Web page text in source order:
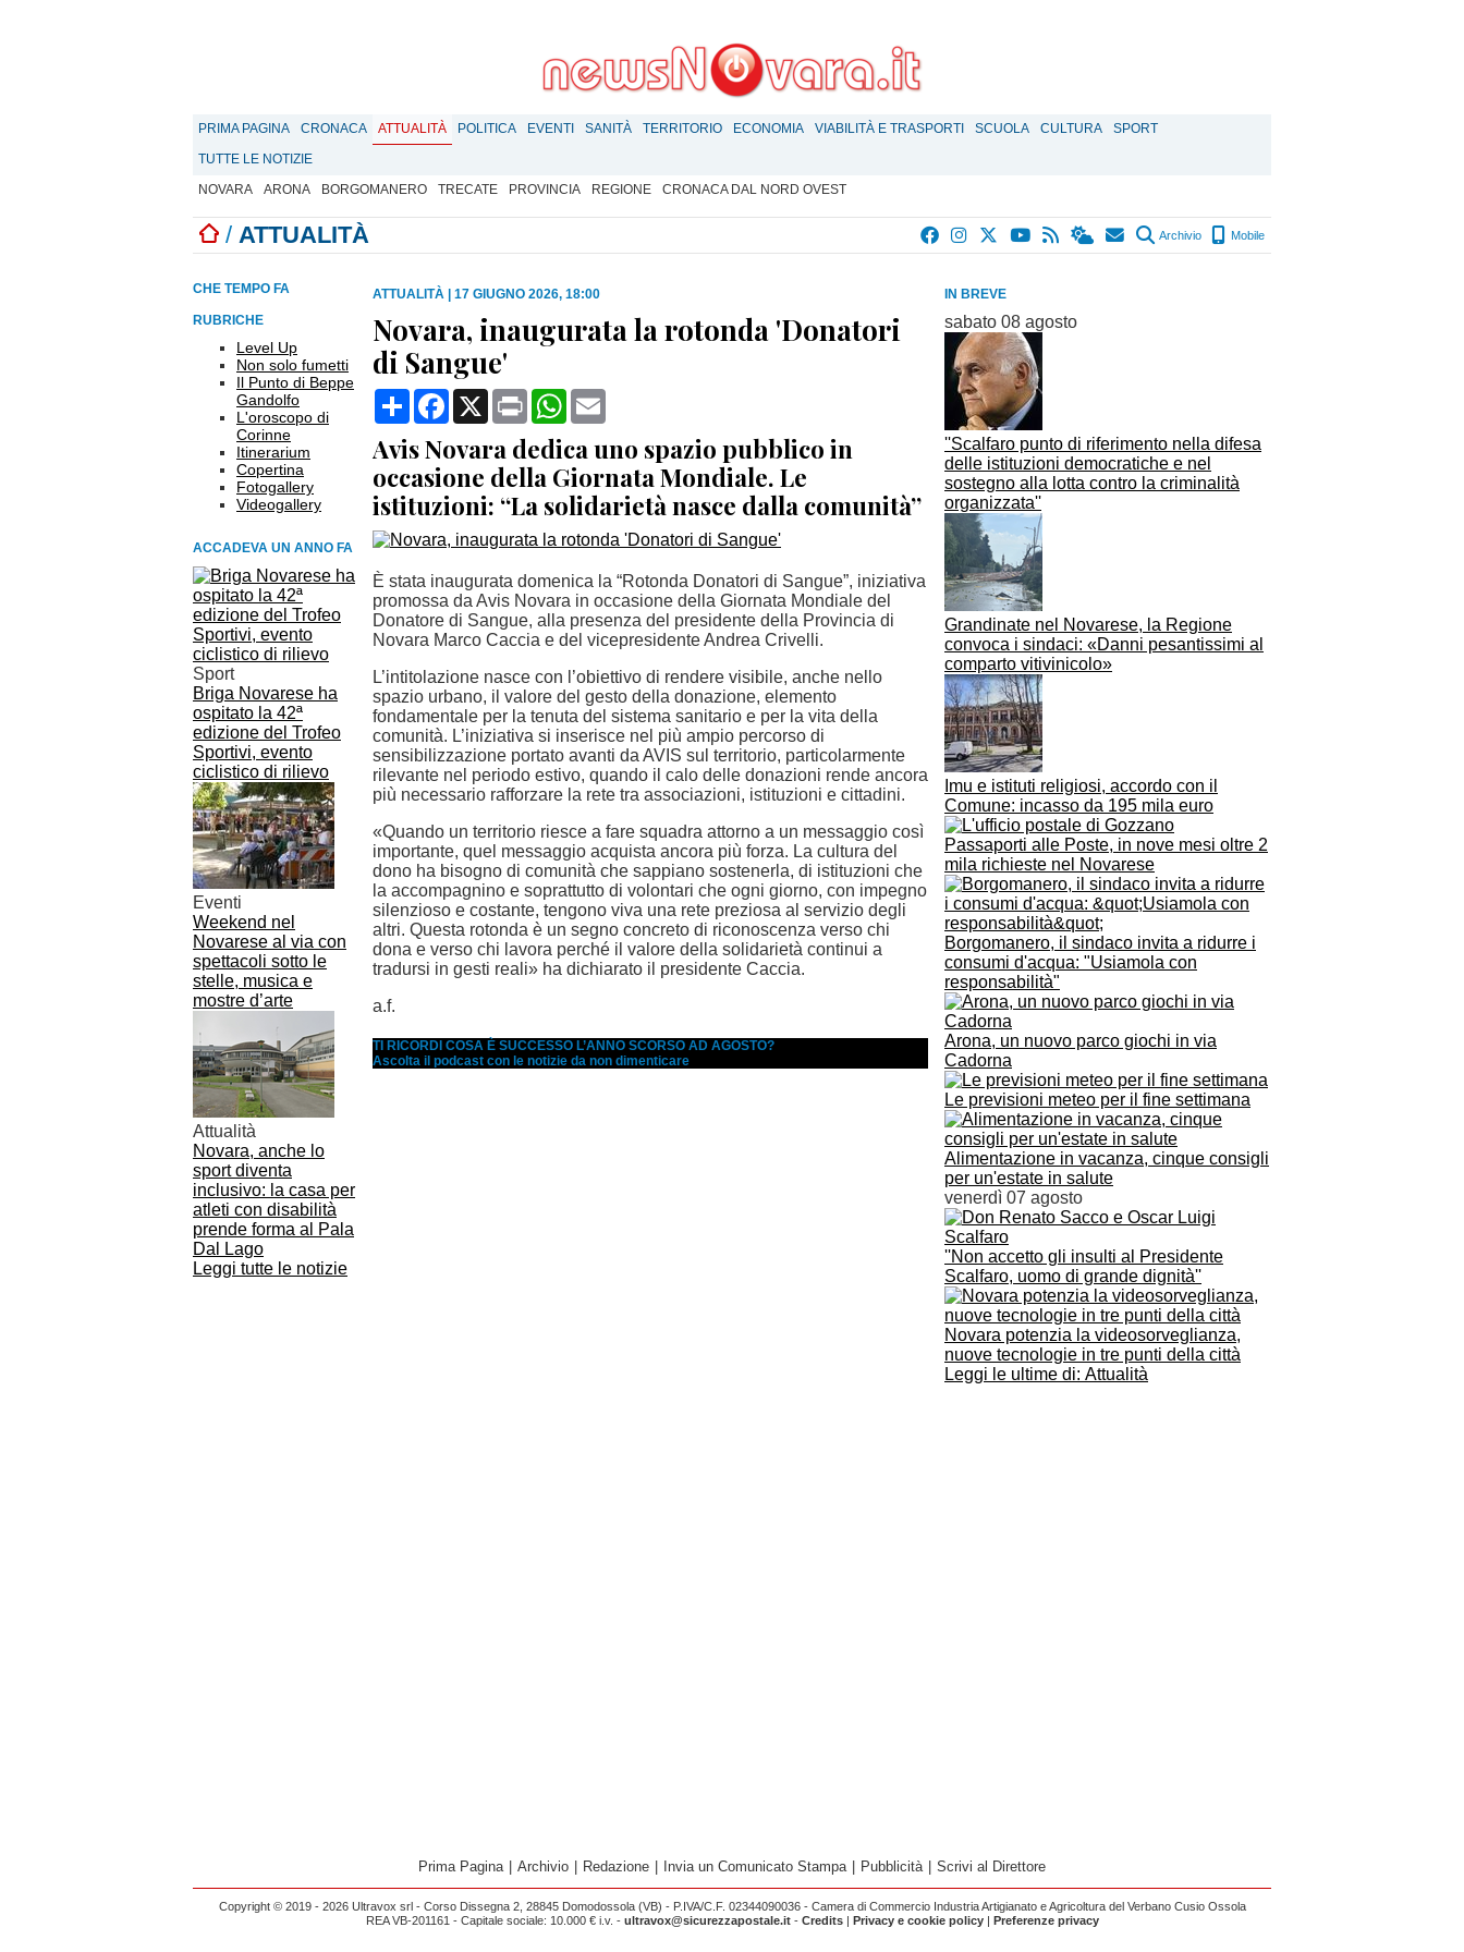
PRIMA PAGINA CRONACA ATTUALITÀ POLITICA EVENTI SANITÀ TERRITORIO ECONOMIA VIABILITÀ E TRASPORTI SCUOLA CULTURA
SPORT
TUTTE LE NOTIZIE
NOVARA
ARONA BORGOMANERO TRECATE PROVINCIA REGIONE CRONACA DAL NORD OVEST
/ ATTUALITÀ Archivio Mobile
IN BREVE
sabato 08 agosto
''Scalfaro punto di riferimento nella difesa
delle istituzioni democratiche e nel
sostegno alla lotta contro la criminalità
organizzata''
Grandinate nel Novarese, la Regione
convoca i sindaci: «Danni pesantissimi al
comparto vitivinicolo»
Imu e istituti religiosi, accordo con il
Comune: incasso da 195 mila euro
Passaporti alle Poste, in nove mesi oltre 2
mila richieste nel Novarese
Borgomanero, il sindaco invita a ridurre i
consumi d'acqua: "Usiamola con
responsabilità"
Arona, un nuovo parco giochi in via
Cadorna
Le previsioni meteo per il fine settimana
Alimentazione in vacanza, cinque consigli
per un'estate in salute
venerdì 07 agosto
''Non accetto gli insulti al Presidente
Scalfaro, uomo di grande dignità''
Novara potenzia la videosorveglianza,
nuove tecnologie in tre punti della città
Leggi le ultime di: Attualità
CHE TEMPO FA
RUBRICHE
Level Up
Non solo fumetti
Il Punto di Beppe
Gandolfo
L'oroscopo di
Corinne
Itinerarium
Copertina
Fotogallery
Videogallery
ACCADEVA UN ANNO FA
Sport
Briga Novarese ha
ospitato la 42ª
edizione del Trofeo
Sportivi, evento
ciclistico di rilievo
Eventi
Weekend nel
Novarese al via con
spettacoli sotto le
stelle, musica e
mostre d’arte
Attualità
Novara, anche lo
sport diventa
inclusivo: la casa per
atleti con disabilità
prende forma al Pala
Dal Lago
Leggi tutte le notizie
ATTUALITÀ 17 GIUGNO 2026, 18:00
Novara, inaugurata la rotonda 'Donatori
di Sangue'
CondividiFacebook
X Print WhatsApp
Avis Novara dedica uno spazio pubblico in
occasione della Giornata Mondiale. Le
istituzioni: “La solidarietà nasce dalla comunità”
È stata inaugurata domenica la “Rotonda Donatori di Sangue”, iniziativa
promossa da Avis Novara in occasione della Giornata Mondiale del
Donatore di Sangue, alla presenza del presidente della Provincia di
Novara Marco Caccia e del vicepresidente Andrea Crivelli.
L’intitolazione nasce con l’obiettivo di rendere visibile, anche nello
spazio urbano, il valore del gesto della donazione, elemento
fondamentale per la tenuta del sistema sanitario e per la vita della
comunità. L’iniziativa si inserisce nel più ampio percorso di
sensibilizzazione portato avanti da AVIS sul territorio, particolarmente
rilevante nel periodo estivo, quando il calo delle donazioni rende ancora
più necessario rafforzare la rete tra associazioni, istituzioni e cittadini.
«Quando un territorio riesce a fare squadra attorno a un messaggio così
importante, quel messaggio acquista ancora più forza. La cultura del
dono ha bisogno di comunità che sappiano sostenerla, di istituzioni che
la accompagnino e soprattutto di volontari che ogni giorno, con impegno
silenzioso e costante, tengono viva una rete preziosa al servizio degli
altri. Questa rotonda è un segno concreto di riconoscenza verso chi
dona e verso chi lavora perché il valore della solidarietà continui a
tradursi in gesti reali» ha dichiarato il presidente Caccia.
a.f.
TI RICORDI COSA È SUCCESSO L’ANNO SCORSO AD AGOSTO?
Ascolta il podcast con le notizie da non dimenticare
Prima Pagina Archivio Redazione Invia un Comunicato Stampa Pubblicità Scrivi al Direttore
Copyright © 2019 - 2026 Ultravox srl - Corso Dissegna 2, 28845 Domodossola (VB) - P.IVA/C.F. 02344090036 - Camera di Commercio Industria Artigianato e Agricoltura del Verbano Cusio Ossola
REA VB-201161 - Capitale sociale: 10.000 € i.v. - ultravox@sicurezzapostale.it- Credits| Privacy e cookie policy| Preferenze privacy